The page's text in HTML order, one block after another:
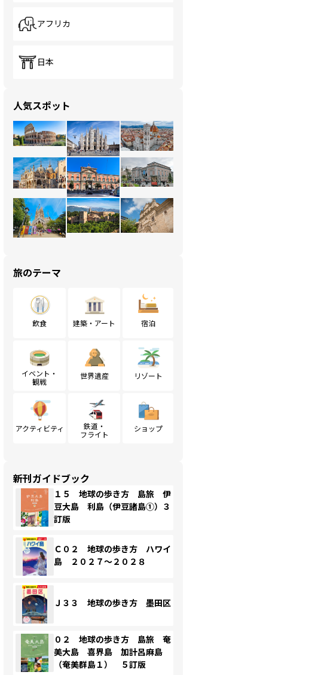
アフリカ
日本
人気スポット
旅のテーマ
飲食 建築・アート 宿泊
イベント・
観戦
世界遺産 リゾート
アクティビティ
鉄道・
フライト
ショップ
新刊ガイドブック
１５ 地球の歩き方 島旅 伊
豆大島 利島（伊豆諸島①）３
訂版
Ｃ０２ 地球の歩き方 ハワイ
島 ２０２７～２０２８
Ｊ３３ 地球の歩き方 墨田区
０２ 地球の歩き方 島旅 奄
美大島 喜界島 加計呂麻島
（奄美群島１） ５訂版